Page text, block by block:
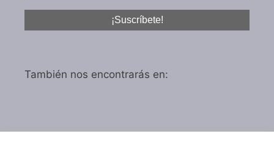
También nos encontrarás en: